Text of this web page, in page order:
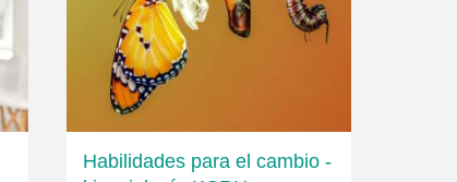
Habilidades para el cambio -